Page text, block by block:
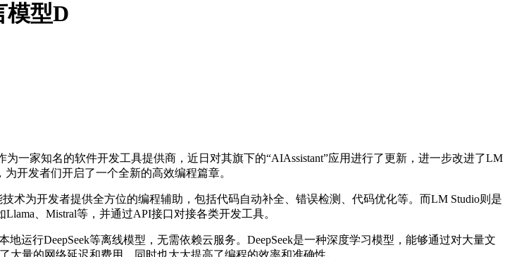
模型D
家知名的软件开发工具提供商，近日对其旗下的“AIAssistant”应用进行了更新，进一步改进了LM
开发者们开启了一个全新的高效编程篇章。
为开发者提供全方位的编程辅助，包括代码自动补全、错误检测、代码优化等。而LM Studio则是
、Mistral等，并通过API接口对接各类开发工具。
行DeepSeek等离线模型，无需依赖云服务。DeepSeek是一种深度学习模型，能够通过对大量文